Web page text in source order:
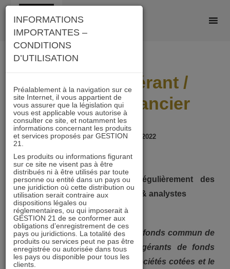
Skip
content
Assistant gérant /
Analyste financier
Stage - posté en Nov 2022
Durée: 4 à 6 mois
Période : nous cherchons régulièrement des
stagiaires assistants en gestion & analystes
Lieu: Paris
Intégré à l’équipe de gestion de fonds commun de
placement, vous assistez les gérants de fonds
dans l’analyse financière des sociétés cotées et le
INFORMATIONS
IMPORTANTES –
CONDITIONS
D’UTILISATION
Préalablement à la navigation sur ce
site Internet, il vous appartient de
vous assurer que la législation qui
vous est applicable vous autorise à
consulter ce site, et notamment les
informations concernant les produits
et services proposés par GESTION
21.
Les produits ou informations figurant
sur ce site ne visent pas à être
distribués ni à être utilisés par toute
personne ou entité dans un pays ou
une juridiction où cette distribution ou
utilisation serait contraire aux
dispositions légales ou
réglementaires, ou qui imposerait à
GESTION 21 de se conformer aux
obligations d’enregistrement de ces
pays ou juridictions. La totalité des
produits ou services peut ne pas être
enregistrée ou autorisée dans tous
les pays ou disponible pour tous les
clients.